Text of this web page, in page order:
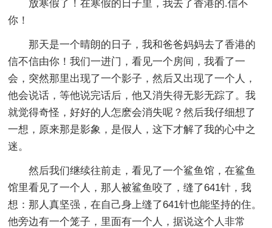
放寒假了！在寒假的日子里，我去了香港的.信不
你！
那天是一个晴朗的日子，我和爸爸妈妈去了香港的
信不信由你！我们一进门，看见一个房间，我看了一
会，突然那里出现了一个影子，然后又出现了一个人，
他会说话，等他说完话后，他又消失得无影无踪了。我
就觉得奇怪，好好的人怎麽会消失呢？然后我仔细想了
一想，原来那是影象，是假人，这下才解了我的心中之
迷。
然后我们继续往前走，看见了一个鲨鱼馆，在鲨鱼
馆里看见了一个人，那人被鲨鱼咬了，缝了641针，我
想：那人真坚强，在自己身上缝了641针也能坚持的住。
他旁边有一个笼子，里面有一个人，据说这个人非常